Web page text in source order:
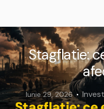
Stagflatie:
Iunie 29, 2026